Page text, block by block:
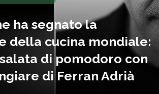
ha segnato la
della cucina mondiale:
di pomodoro con
di Ferran Adrià